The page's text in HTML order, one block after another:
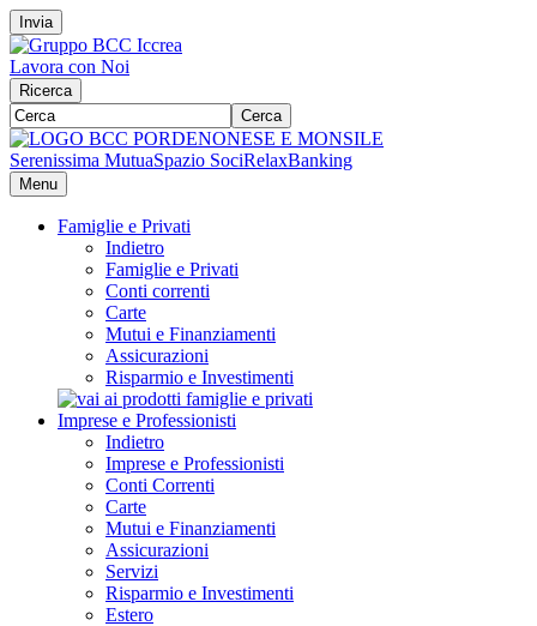
Invia
Lavora con Noi
Ricerca
Cerca
Serenissima MutuaSpazio SociRelaxBanking
Menu
Famiglie e Privati
Indietro
Famiglie e Privati
Conti correnti
Carte
Mutui e Finanziamenti
Assicurazioni
Risparmio e Investimenti
Imprese e Professionisti
Indietro
Imprese e Professionisti
Conti Correnti
Carte
Mutui e Finanziamenti
Assicurazioni
Servizi
Risparmio e Investimenti
Estero